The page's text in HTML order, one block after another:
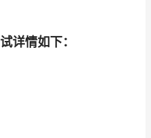
详情如下：